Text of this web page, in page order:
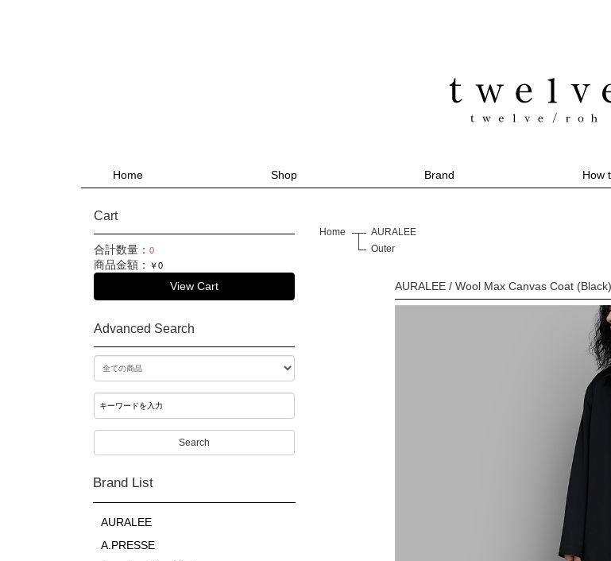
Home Shop Brand How
Cart
合計数量： 0
商品金額： ￥0
View Cart
Advanced Search
Search
Brand List
AURALEE
A.PRESSE
Home
AURALEE
Outer
AURALEE / Wool Max Canvas Coat (Black)